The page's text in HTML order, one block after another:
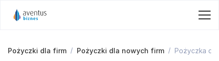
Pożyczki dla firm Pożyczki dla nowych firm Pożyczka